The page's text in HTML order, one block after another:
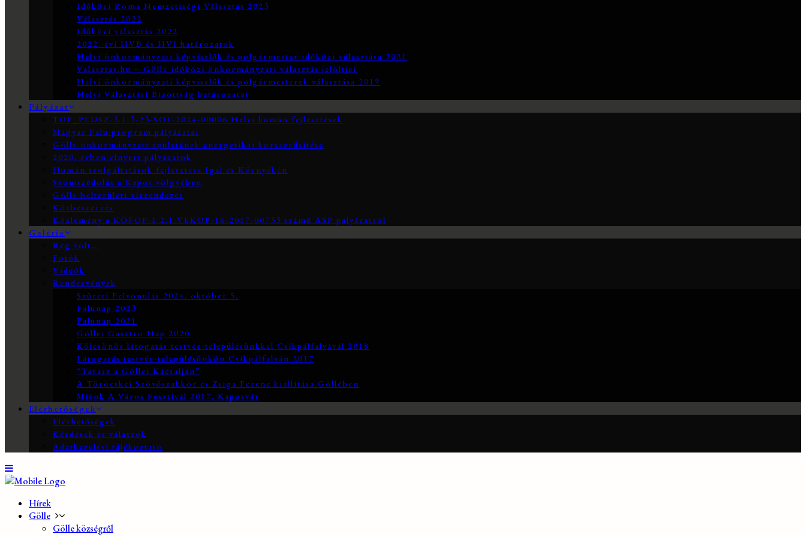
Időközi Roma Nemzetiségi Választás 2023
Választás 2022
Időközi választás 2022
2022. évi HVB és HVI határozatok
Helyi önkormányzati képviselők és polgármester időközi választása 2021
Valasztas.hu – Gölle időközi önkormányzati választás jelöltjei
Helyi önkormányzati képviselők és polgármesterek választása 2019
Helyi Választási Bizottság határozatai
Pályázat
TOP_PLUSZ-3.1.3-23-SO1-2024-00006 Helyi humán fejlesztések
Magyar Falu program pályázatai
Gölle önkormányzati épületének energetikai korszerűsítése
2020. évben elnyert pályázatok
Humán szolgáltatások fejlesztése Igal és Környékén
Szomszédolás a Kapos völgyében
Gölle belterületi vízrendezés
Közbeszerzés
Közlemény a KÖFOP-1.2.1-VEKOP-16-2017-00733 számú ASP pályázatról
Galéria
Rég volt…
Fotók
Videók
Rendezvények
Szüreti Felvonulás 2024. október 5.
Falunap 2023
Falunap 2021
Göllei Gasztro Nap 2020
Kölcsönös látogatás testvér-településünkkel Csíkpálfalvával 2018
Látogatás testvér-településünkön Csíkpálfalván 2017
“Tavasz a Göllei Kácsalján”
A Töröcskei Szövőszakkör és Zsiga Ferenc kiállítása Göllében
Miénk A Város Fesztivál 2017, Kaposvár
Elérhetőségek
Elérhetőségek
Kérdések és válaszok
Adatkezelési tájékoztató
Hírek
Gölle
Gölle községről